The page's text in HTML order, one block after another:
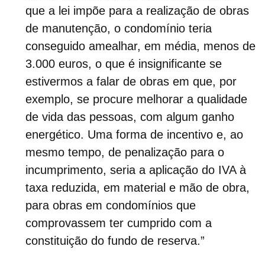
que a lei impõe para a realização de obras
de manutenção, o condomínio teria
conseguido amealhar, em média, menos de
3.000 euros, o que é insignificante se
estivermos a falar de obras em que, por
exemplo, se procure melhorar a qualidade
de vida das pessoas, com algum ganho
energético. Uma forma de incentivo e, ao
mesmo tempo, de penalização para o
incumprimento, seria a aplicação do IVA à
taxa reduzida, em material e mão de obra,
para obras em condomínios que
comprovassem ter cumprido com a
constituição do fundo de reserva.”